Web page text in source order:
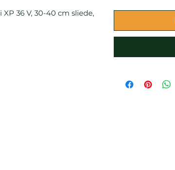
36 V, 30-40 cm sliede,